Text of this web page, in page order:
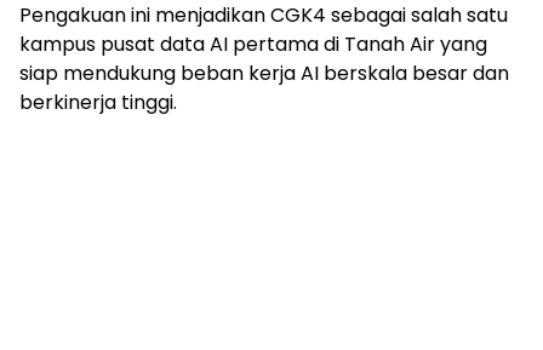
Pengakuan ini menjadikan CGK4 sebagai salah satu
kampus pusat data AI pertama di Tanah Air yang
siap mendukung beban kerja AI berskala besar dan
berkinerja tinggi.